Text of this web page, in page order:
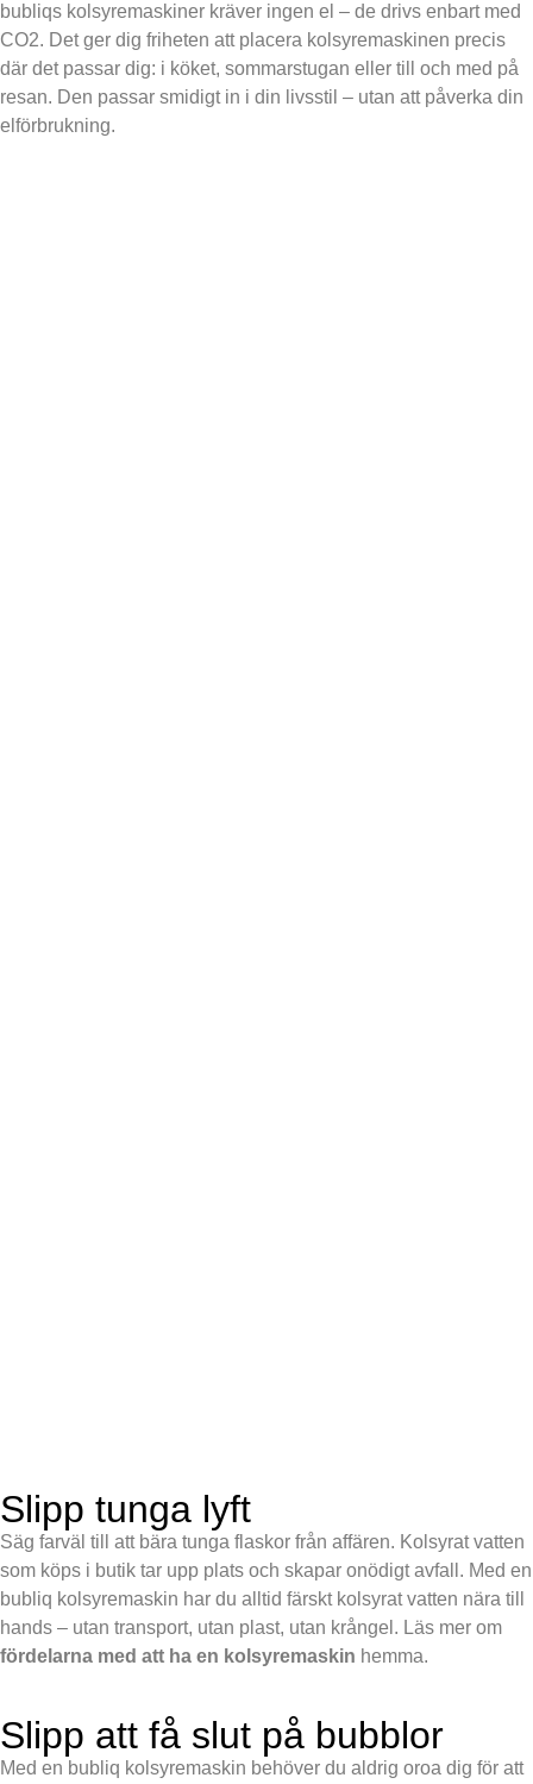
bubliqs kolsyremaskiner kräver ingen el – de drivs enbart med
CO2. Det ger dig friheten att placera kolsyremaskinen precis
där det passar dig: i köket, sommarstugan eller till och med på
resan. Den passar smidigt in i din livsstil – utan att påverka din
elförbrukning.
Slipp tunga lyft
Säg farväl till att bära tunga flaskor från affären. Kolsyrat vatten
som köps i butik tar upp plats och skapar onödigt avfall. Med en
bubliq kolsyremaskin har du alltid färskt kolsyrat vatten nära till
hands – utan transport, utan plast, utan krångel. Läs mer om
fördelarna med att ha en kolsyremaskin hemma.
Slipp att få slut på bubblor
Med en bubliq kolsyremaskin behöver du aldrig oroa dig för att